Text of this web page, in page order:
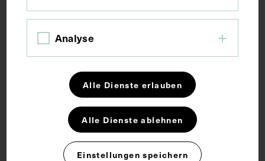
Anatomie Handknochen
Lehrmittel
Muskulatur
Unterarm
CC BY-NC-SA 4.0
Analyse
Alle Dienste erlauben
Alle Dienste ablehnen
Einstellungen speichern